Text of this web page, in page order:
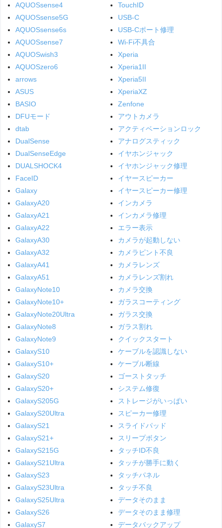
AQUOSsense4
AQUOSsense5G
AQUOSsense6s
AQUOSsense7
AQUOSwish3
AQUOSzero6
arrows
ASUS
BASIO
DFUモード
dtab
DualSense
DualSenseEdge
DUALSHOCK4
FaceID
Galaxy
GalaxyA20
GalaxyA21
GalaxyA22
GalaxyA30
GalaxyA32
GalaxyA41
GalaxyA51
GalaxyNote10
GalaxyNote10+
GalaxyNote20Ultra
GalaxyNote8
GalaxyNote9
GalaxyS10
GalaxyS10+
GalaxyS20
GalaxyS20+
GalaxyS205G
GalaxyS20Ultra
GalaxyS21
GalaxyS21+
GalaxyS215G
GalaxyS21Ultra
GalaxyS23
GalaxyS23Ultra
GalaxyS25Ultra
GalaxyS26
GalaxyS7
TouchID
USB-C
USB-Cポート修理
Wi-Fi不具合
Xperia
Xperia1II
Xperia5II
XperiaXZ
Zenfone
アウトカメラ
アクティベーションロック
アナログスティック
イヤホンジャック
イヤホンジャック修理
イヤースピーカー
イヤースピーカー修理
インカメラ
インカメラ修理
エラー表示
カメラが起動しない
カメラピント不良
カメラレンズ
カメラレンズ割れ
カメラ交換
ガラスコーティング
ガラス交換
ガラス割れ
クイックスタート
ケーブルを認識しない
ケーブル断線
ゴーストタッチ
システム修復
ストレージがいっぱい
スピーカー修理
スライドパッド
スリープボタン
タッチID不良
タッチが勝手に動く
タッチパネル
タッチ不良
データそのまま
データそのまま修理
データバックアップ